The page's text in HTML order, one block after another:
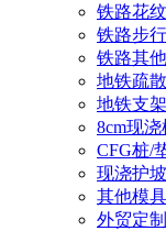
铁路花
铁路步
铁路其
地铁疏
地铁支架
8cm现浇
CFG桩/
现浇护
其他模具
外贸定